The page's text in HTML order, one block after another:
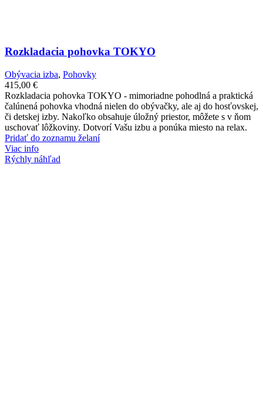
Rozkladacia pohovka TOKYO
Obývacia izba, Pohovky
415,00 €
Rozkladacia pohovka TOKYO - mimoriadne pohodlná a praktická
čalúnená pohovka vhodná nielen do obývačky, ale aj do hosťovskej,
či detskej izby. Nakoľko obsahuje úložný priestor, môžete s v ňom
uschovať lôžkoviny. Dotvorí Vašu izbu a ponúka miesto na relax.
Pridať do zoznamu želaní
Viac info
Rýchly náhľad